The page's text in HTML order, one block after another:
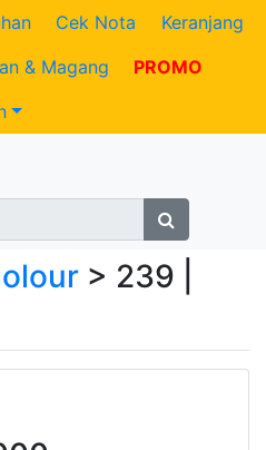
Cek Nota
Keranjang
& Magang
PROMO
> 239 |